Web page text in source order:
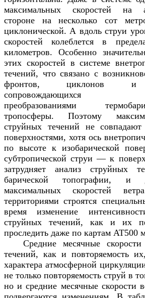
максимальных скоростей на
стороне на несколько сот
циклонической. А вдоль струи
скоростей колеблется в
километров. Особенно
этих скоростей в системе
течений, что связано с
фронтов, циклонов и
сопровождающихся
преобразованиями
тропосферы. Поэтому
струйных течений не совпадают
поверхностями, хотя ось
по высоте к изобарической
субтропической струи — к
затрудняет анализ струйных
барической топографии, и
максимальных скоростей
территориями строятся
время изменение
струйных течений, как и их
проследить даже по картам АТ500
Средние месячные
течений, как и повторяемость
характера атмосферной
не только повторяемость струй в
но и средние месячные скорости